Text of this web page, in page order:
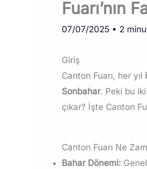
Fuarı’nın
07/07/2025 • 2
Giriş
Canton Fuarı, her yıl
Sonbahar. Peki bu
çıkar? İşte Canton
Canton Fuarı Ne
Bahar Dönemi: